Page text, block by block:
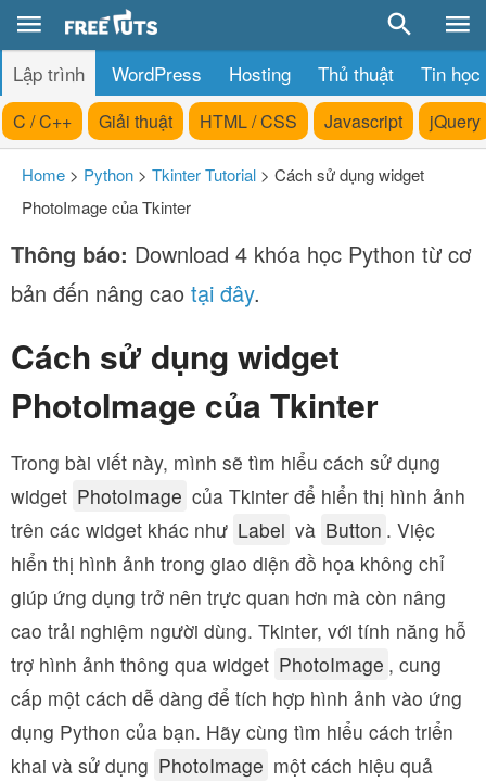
Lập trình WordPress Hosting Thủ thuật Tin học
C / C++ Giải thuật HTML / CSS Javascript jQuery
Home > Python > Tkinter Tutorial > Cách sử dụng widget
PhotoImage của Tkinter
Thông báo: Download 4 khóa học Python từ cơ
bản đến nâng cao tại đây.
Cách sử dụng widget
PhotoImage của Tkinter
Trong bài viết này, mình sẽ tìm hiểu cách sử dụng
widget PhotoImage của Tkinter để hiển thị hình ảnh
trên các widget khác như Label và Button . Việc
hiển thị hình ảnh trong giao diện đồ họa không chỉ
giúp ứng dụng trở nên trực quan hơn mà còn nâng
cao trải nghiệm người dùng. Tkinter, với tính năng hỗ
trợ hình ảnh thông qua widget PhotoImage , cung
cấp một cách dễ dàng để tích hợp hình ảnh vào ứng
dụng Python của bạn. Hãy cùng tìm hiểu cách triển
khai và sử dụng PhotoImage một cách hiệu quả